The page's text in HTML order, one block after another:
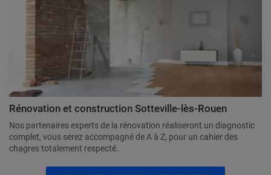
Rénovation et construction Sotteville-lès-Rouen
Nos partenaires experts de la rénovation réaliseront un diagnostic
complet, vous serez accompagné de A à Z, pour un cahier des
chagres totalement respecté.